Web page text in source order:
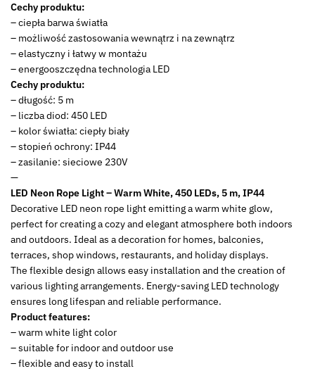
Cechy produktu:
– ciepła barwa światła
– możliwość zastosowania wewnątrz i na zewnątrz
– elastyczny i łatwy w montażu
– energooszczędna technologia LED
Cechy produktu:
– długość: 5 m
– liczba diod: 450 LED
– kolor światła: ciepły biały
– stopień ochrony: IP44
– zasilanie: sieciowe 230V
—
LED Neon Rope Light – Warm White, 450 LEDs, 5 m, IP44
Decorative LED neon rope light emitting a warm white glow,
perfect for creating a cozy and elegant atmosphere both indoors
and outdoors. Ideal as a decoration for homes, balconies,
terraces, shop windows, restaurants, and holiday displays.
The flexible design allows easy installation and the creation of
various lighting arrangements. Energy-saving LED technology
ensures long lifespan and reliable performance.
Product features:
– warm white light color
– suitable for indoor and outdoor use
– flexible and easy to install